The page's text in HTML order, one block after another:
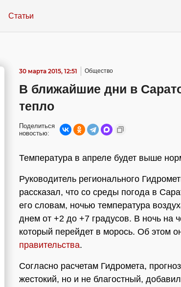
Статьи
30 марта 2015, 12:51 Общество
В ближайшие дни в
тепло
Поделиться
новостью:
Температура в апреле будет выше
Руководитель регионального
рассказал, что со среды погода в
его словам, ночью температура
днем от +2 до +7 градусов. В ночь на
который перейдет в морось. Об этом
правительства.
Согласно расчетам Гидромета,
жестокий, но и не благостный,